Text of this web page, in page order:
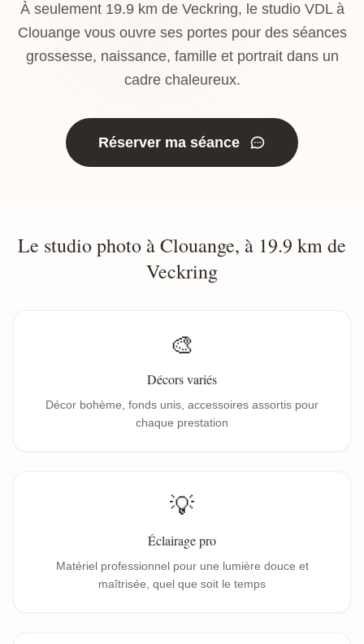
À seulement 19.9 km de Veckring, le studio VDL à
Clouange vous ouvre ses portes pour des séances
grossesse, naissance, famille et portrait dans un
cadre chaleureux.
Réserver ma séance
Le studio photo à Clouange, à 19.9 km de
Veckring
🎨
Décors variés
Décor bohème, fonds unis, accessoires assortis pour
chaque prestation
💡
Éclairage pro
Matériel professionnel pour une lumière douce et
maîtrisée, quel que soit le temps